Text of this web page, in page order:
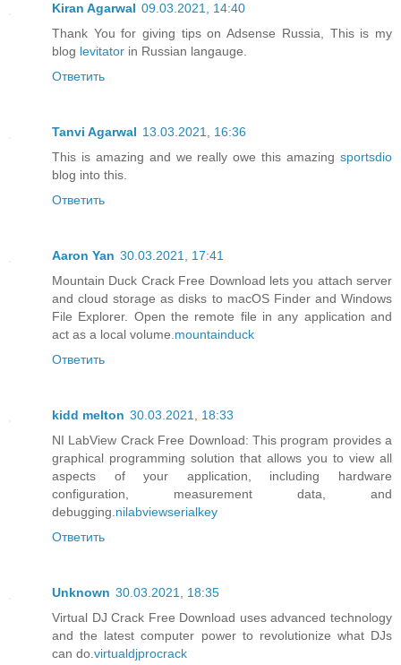
Kiran Agarwal 09.03.2021, 14:40
Thank You for giving tips on Adsense Russia, This is my
blog levitator in Russian langauge.
Ответить
Tanvi Agarwal 13.03.2021, 16:36
This is amazing and we really owe this amazing sportsdio
blog into this.
Ответить
Aaron Yan 30.03.2021, 17:41
Mountain Duck Crack Free Download lets you attach server
and cloud storage as disks to macOS Finder and Windows
File Explorer. Open the remote file in any application and
act as a local volume. mountainduck
Ответить
kidd melton 30.03.2021, 18:33
NI LabView Crack Free Download: This program provides a
graphical programming solution that allows you to view all
aspects of your application, including hardware
configuration, measurement data, and
debugging. nilabviewserialkey
Ответить
Unknown 30.03.2021, 18:35
Virtual DJ Crack Free Download uses advanced technology
and the latest computer power to revolutionize what DJs
can do. virtualdjprocrack